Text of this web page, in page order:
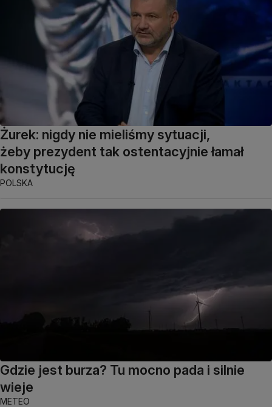
Żurek: nigdy nie mieliśmy sytuacji,
żeby prezydent tak ostentacyjnie łamał
konstytucję
POLSKA
Gdzie jest burza? Tu mocno pada i silnie
wieje
METEO